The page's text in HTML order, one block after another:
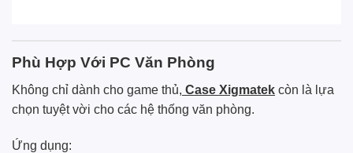
Phù Hợp Với PC Văn Phòng
Không chỉ dành cho game thủ, Case Xigmatek còn là lựa
chọn tuyệt vời cho các hệ thống văn phòng.
Ứng dụng: